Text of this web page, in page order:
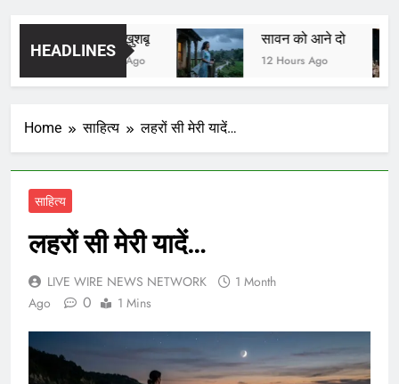
HEADLINES
यादों की खुशबू
11 Hours Ago
सावन को आने दो
12 Hours Ago
Home साहित्य लहरों सी मेरी यादें…
साहित्य
लहरों सी मेरी यादें…
LIVE WIRE NEWS NETWORK
1 Month
Ago
0 1 Mins